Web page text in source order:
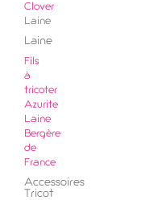
Clover
Laine
Laine
Fils
à
tricoter
Azurite
Laine
Bergère
de
France
Accessoires
Tricot